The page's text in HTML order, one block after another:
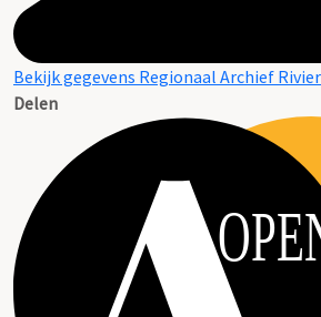
Bekijk gegevens Regionaal Archief
Delen